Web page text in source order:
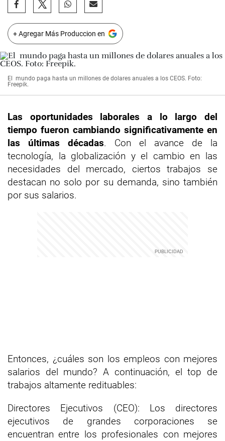
+ Agregar Más Produccion en
El mundo paga hasta un millones de dolares anuales a los CEOS. Foto:
Freepik.
Las oportunidades laborales a lo largo del
tiempo fueron cambiando significativamente en
las últimas décadas. Con el avance de la
tecnología, la globalización y el cambio en las
necesidades del mercado, ciertos trabajos se
destacan no solo por su demanda, sino también
por sus salarios.
Entonces, ¿cuáles son los empleos con mejores
salarios del mundo? A continuación, el top de
trabajos altamente redituables:
Directores Ejecutivos (CEO): Los directores
ejecutivos de grandes corporaciones se
encuentran entre los profesionales con mejores